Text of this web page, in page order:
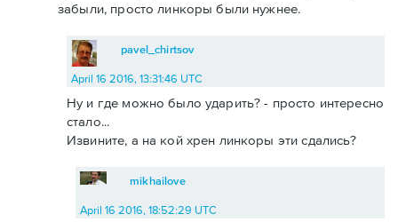
забыли, просто линкоры были нужнее.
pavel_chirtsov
April 16 2016, 13:31:46 UTC
Ну и где можно было ударить? - просто интересно
стало...
Извините, а на кой хрен линкоры эти сдались?
mikhailove
April 16 2016, 18:52:29 UTC